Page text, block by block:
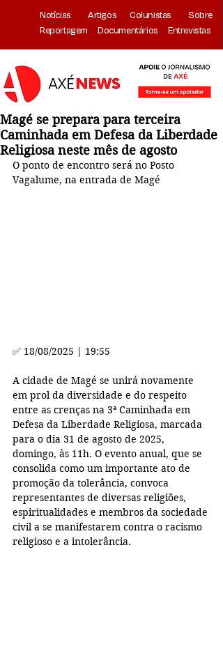
Notícias Artigos Colunistas
Sobre
Reportagem
Documentários Entrevistas
Magé se prepara para terceira
Caminhada em Defesa da Liberdade
Religiosa neste mês de agosto
O ponto de encontro será no Posto
Vagalume, na entrada de Magé
✅ 18/08/2025 | 19:55
A cidade de Magé se unirá novamente
em prol da diversidade e do respeito
entre as crenças na 3ª Caminhada em
Defesa da Liberdade Religiosa, marcada
para o dia 31 de agosto de 2025,
domingo, às 11h. O evento anual, que se
consolida como um importante ato de
promoção da tolerância, convoca
representantes de diversas religiões,
espiritualidades e membros da sociedade
civil a se manifestarem contra o racismo
religioso e a intolerância.